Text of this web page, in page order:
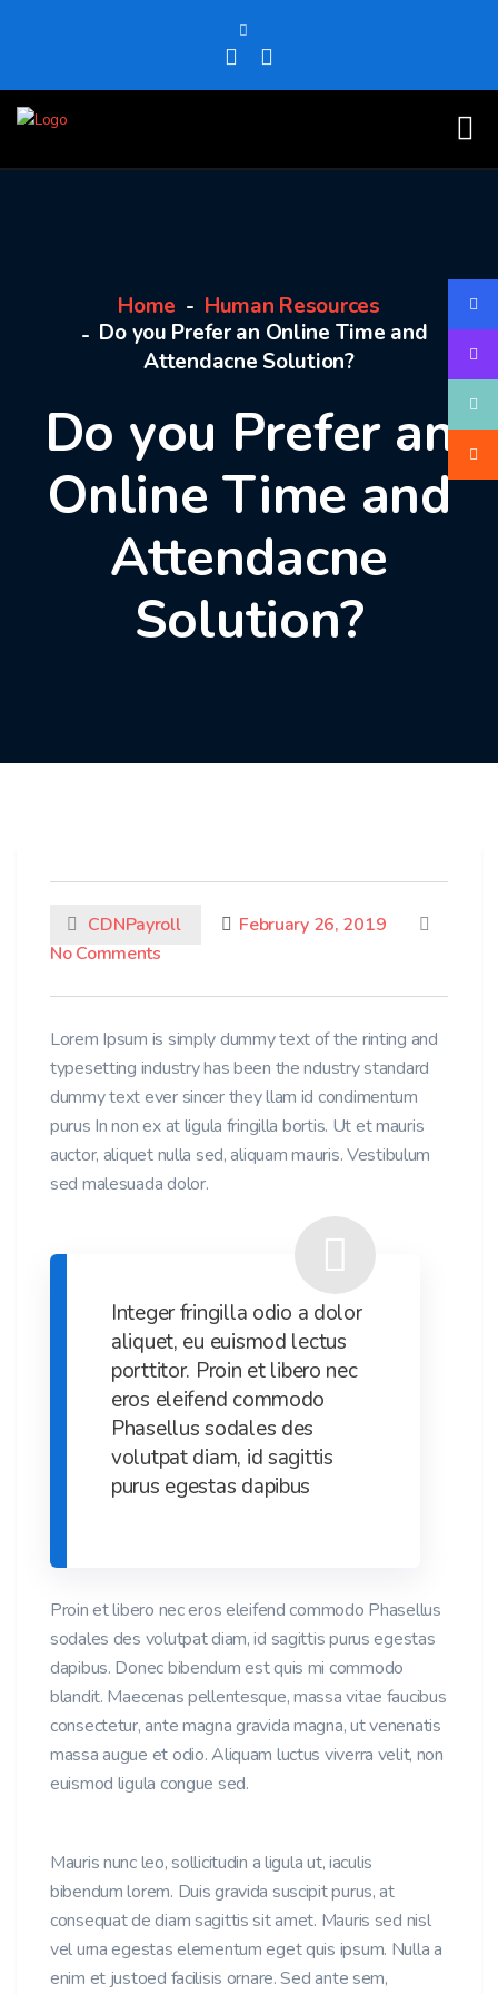
Home
Human Resources
Do you Prefer an Online Time and
Attendacne Solution?
Do you Prefer an
Online Time and
Attendacne
Solution?
CDNPayroll
February 26, 2019
No Comments
Lorem Ipsum is simply dummy text of the rinting and
typesetting industry has been the ndustry standard
dummy text ever sincer they llam id condimentum
purus In non ex at ligula fringilla bortis. Ut et mauris
auctor, aliquet nulla sed, aliquam mauris. Vestibulum
sed malesuada dolor.
Integer fringilla odio a dolor
aliquet, eu euismod lectus
porttitor. Proin et libero nec
eros eleifend commodo
Phasellus sodales des
volutpat diam, id sagittis
purus egestas dapibus
Proin et libero nec eros eleifend commodo Phasellus
sodales des volutpat diam, id sagittis purus egestas
dapibus. Donec bibendum est quis mi commodo
blandit. Maecenas pellentesque, massa vitae faucibus
consectetur, ante magna gravida magna, ut venenatis
massa augue et odio. Aliquam luctus viverra velit, non
euismod ligula congue sed.
Mauris nunc leo, sollicitudin a ligula ut, iaculis
bibendum lorem. Duis gravida suscipit purus, at
consequat de diam sagittis sit amet. Mauris sed nisl
vel urna egestas elementum eget quis ipsum. Nulla a
enim et justoed facilisis ornare. Sed ante sem,